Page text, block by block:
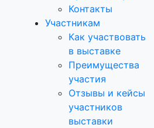
Контакты
Участникам
Как участвовать
в выставке
Преимущества
участия
Отзывы и кейсы
участников
выставки